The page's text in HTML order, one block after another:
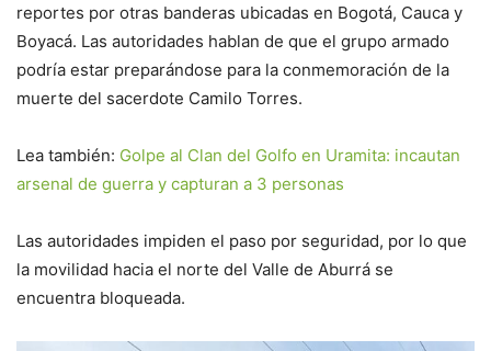
reportes por otras banderas ubicadas en Bogotá, Cauca y
Boyacá. Las autoridades hablan de que el grupo armado
podría estar preparándose para la conmemoración de la
muerte del sacerdote Camilo Torres.
Lea también: Golpe al Clan del Golfo en Uramita: incautan
arsenal de guerra y capturan a 3 personas
Las autoridades impiden el paso por seguridad, por lo que
la movilidad hacia el norte del Valle de Aburrá se
encuentra bloqueada.